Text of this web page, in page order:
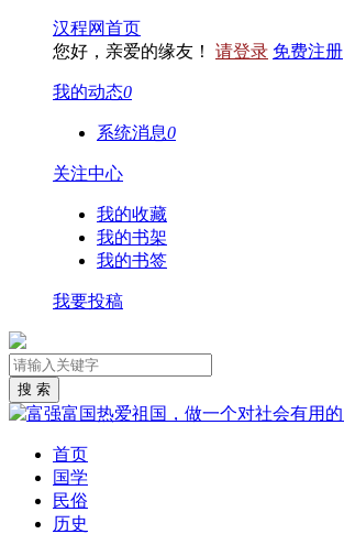
汉程网首页
您好，亲爱的缘友！ 请登录 免费注册
我的动态0
系统消息0
关注中心
我的收藏
我的书架
我的书签
我要投稿
首页
国学
民俗
历史